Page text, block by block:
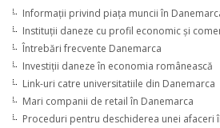
Informaţii privind piaţa muncii în
Instituţii daneze cu profil economic şi
Întrebări frecvente Danemarca
Investiţii daneze în economia românească
Link-uri catre universitatiile din Danemarca
Mari companii de retail în Danemarca
Proceduri pentru deschiderea unei afaceri